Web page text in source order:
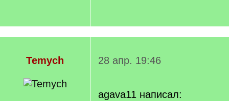
Temych 28 апр. 19:46
agava11 написал: